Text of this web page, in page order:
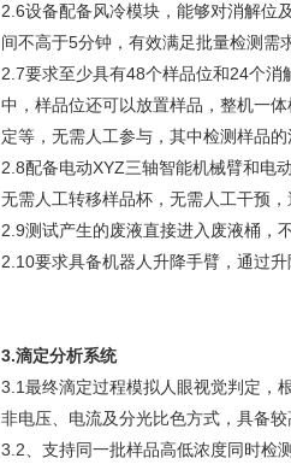
2.6设备配备风冷模块，能够对消解
间不高于5分钟，有效满足批量检测需
2.7要求至少具有48个样品位和24个
中，样品位还可以放置样品，整机一
定等，无需人工参与，其中检测样品
2.8配备电动XYZ三轴智能机械臂和电
无需人工转移样品杯，无需人工干预
2.9测试产生的废液直接进入废液桶，
2.10要求具备机器人升降手臂，通过
3.滴定分析系统
3.1最终滴定过程模拟人眼视觉判定，
非电压、电流及分光比色方式，具备
3.2、支持同一批样品高低浓度同时检